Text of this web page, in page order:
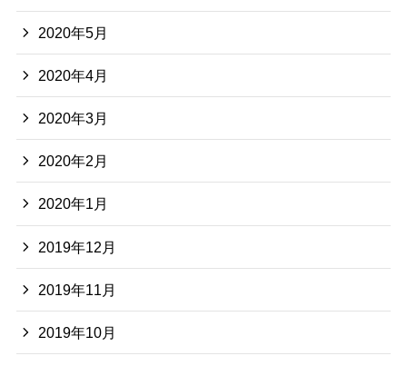
2020年5月
2020年4月
2020年3月
2020年2月
2020年1月
2019年12月
2019年11月
2019年10月